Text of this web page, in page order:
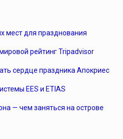
мест для празднования
рейтинг Tripadvisor
сердце праздника Апокриес
EES и ETIAS
— чем заняться на острове